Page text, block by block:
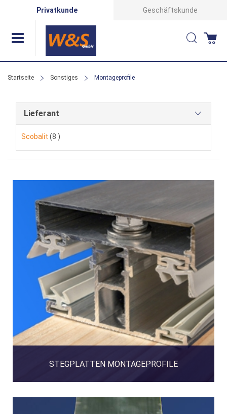
Privatkunde Geschäftskunde
Suche
Startseite Sonstiges Montageprofile
STEGPLATTEN MONTAGEPROFILE
Lieferant
Scobalit 8 Artikel